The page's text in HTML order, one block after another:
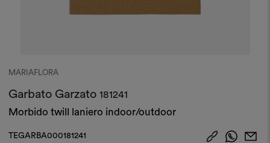
MARIAFLORA
Garbato Garzato181241
Morbido twill laniero indoor/outdoor
TEGARBA000181241